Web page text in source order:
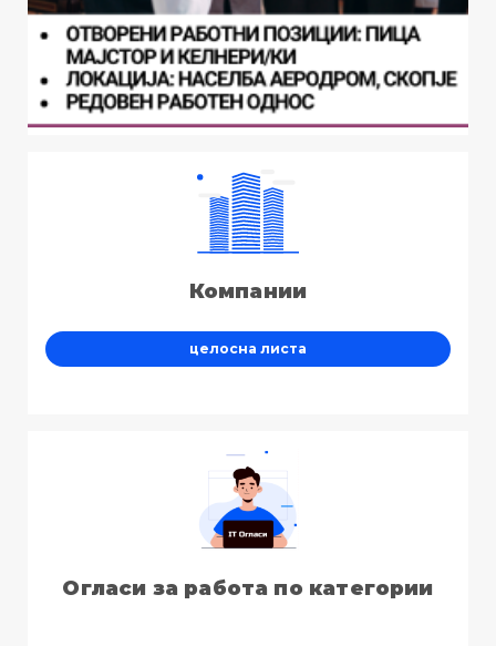
Компании
целосна листа
Огласи за работа по категории